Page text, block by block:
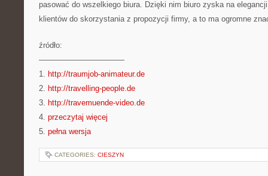
pasować do wszelkiego biura. Dzięki nim biuro zyska na
klientów do skorzystania z propozycji firmy, a to ma ogromne
źródło:
———————————
1. http://traumjob-animateur.de
2. http://travelling-people.de
3. http://travemuende-video.de
4. przeczytaj więcej
5. pełna wersja
CATEGORIES: CIESZYN